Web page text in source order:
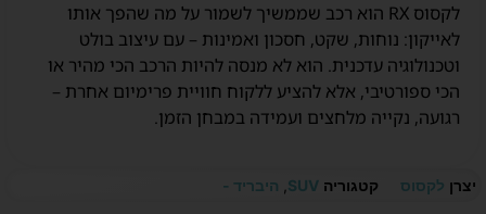
לקסוס RX הוא רכב שממשיך לשמור על מה שהפך אותו
לאייקון: נוחות, שקט, חסכון ואמינות – עם עיצוב בולט
וטכנולוגיה עדכנית. הוא לא מנסה להיות הרכב הכי מהיר או
הכי ספורטיבי, אלא להציע ללקוח חוויית פרימיום אחרת –
רגועה, נקייה מלחצים ועמידה במבחן הזמן.
יצרן לקסוס קטגוריה SUV היבריד -